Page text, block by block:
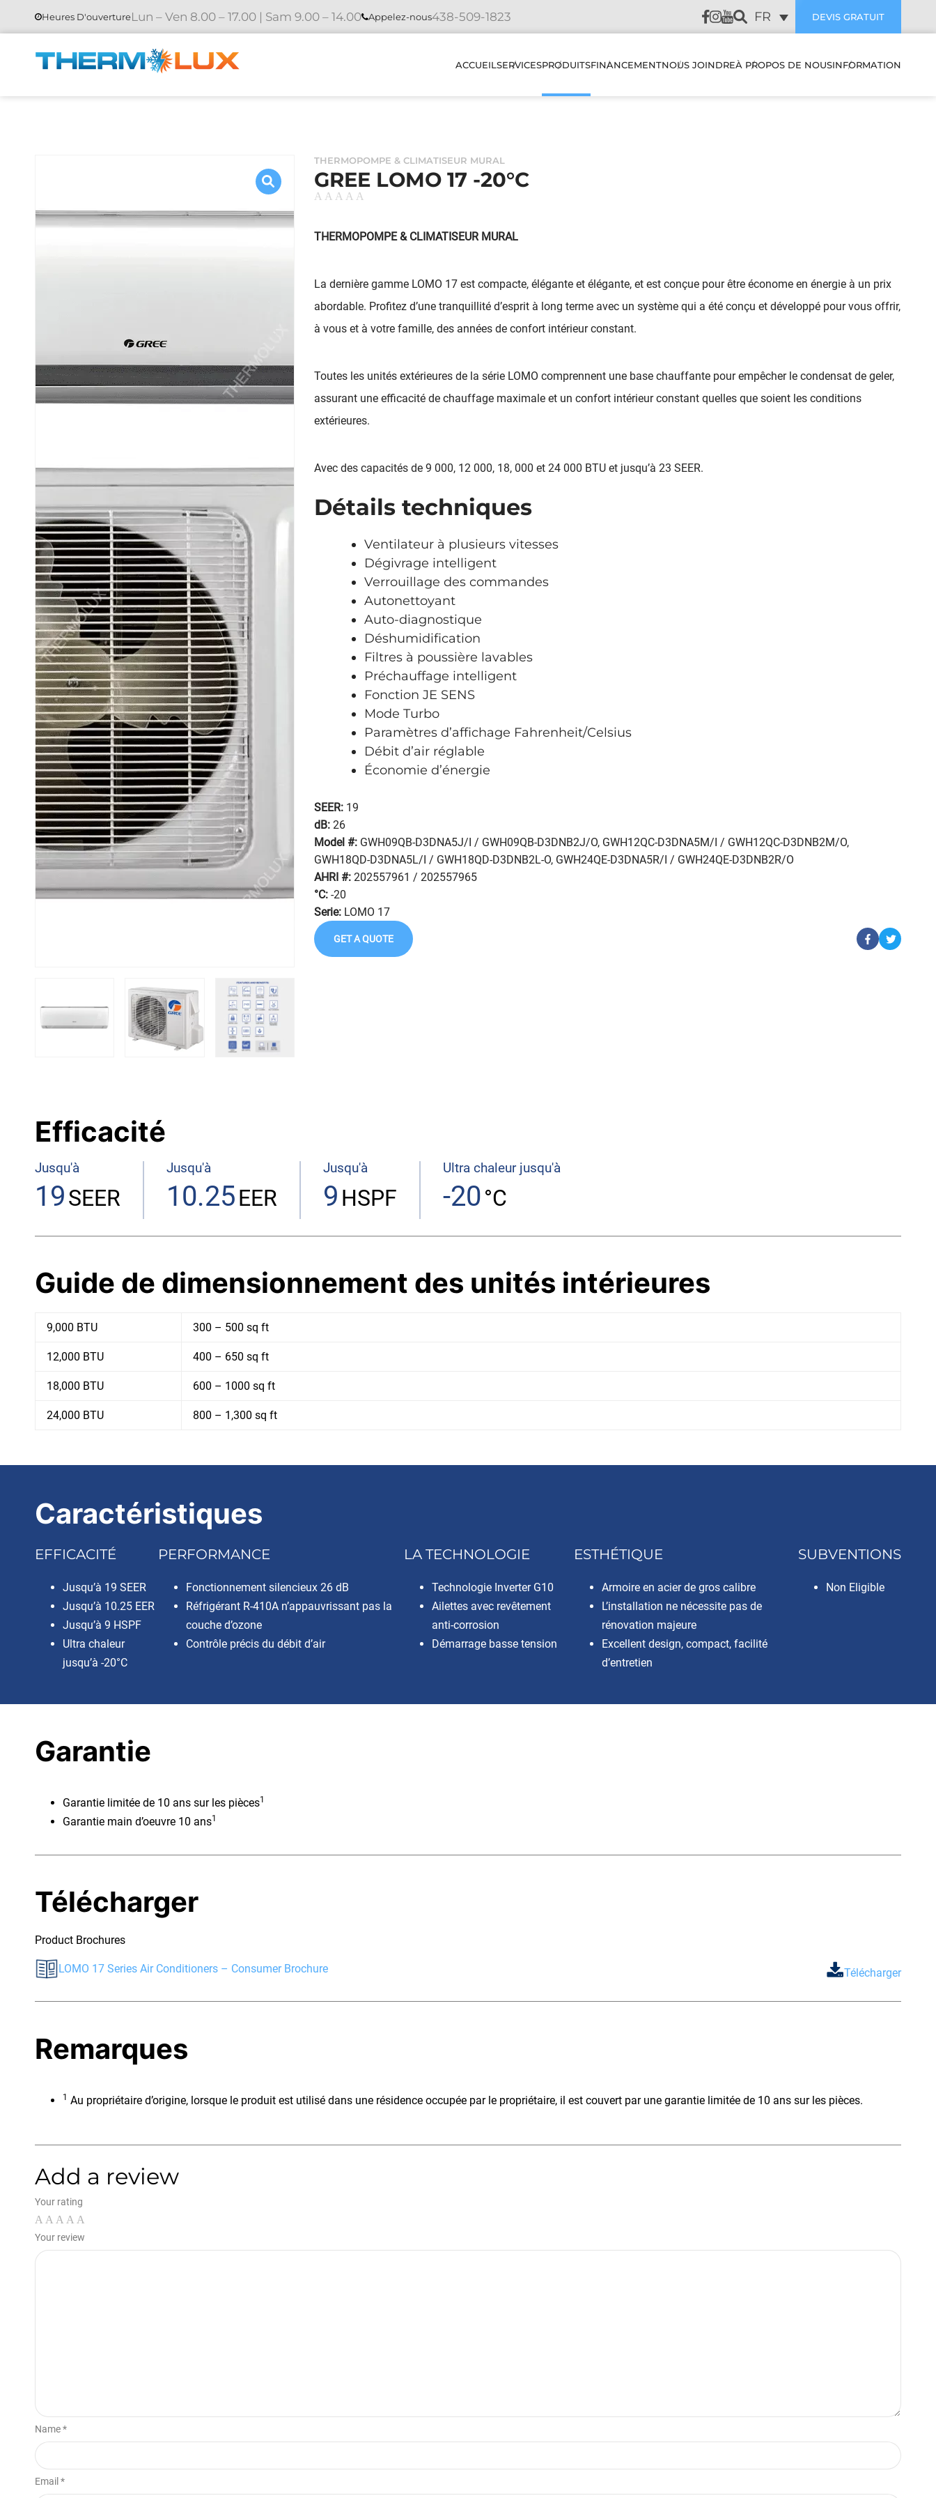
Heures D'ouvertureLun – Ven 8.00 – 17.00 | Sam 9.00 – 14.00 Appelez-nous438-509-1823 FR DEVIS GRATUIT
ACCUEILSERVICES
NOS REALISATION
PRODUITS
CENTRAL
THERMOPOMPE
PLUS DE PRODUITS
FILTRES
FINANCEMENTNOUS JOINDREÀ PROPOS DE NOUSINFORMATION
THERMOPOMPE & CLIMATISEUR MURAL
GREE LOMO 17 -20°C
THERMOPOMPE & CLIMATISEUR MURAL
La dernière gamme LOMO 17 est compacte, élégante et élégante, et est conçue pour être économe en énergie à un prix
abordable. Profitez d’une tranquillité d’esprit à long terme avec un système qui a été conçu et développé pour vous offrir,
à vous et à votre famille, des années de confort intérieur constant.
Toutes les unités extérieures de la série LOMO comprennent une base chauffante pour empêcher le condensat de geler,
assurant une efficacité de chauffage maximale et un confort intérieur constant quelles que soient les conditions
extérieures.
Avec des capacités de 9 000, 12 000, 18, 000 et 24 000 BTU et jusqu’à 23 SEER.
Détails techniques
Ventilateur à plusieurs vitesses
Dégivrage intelligent
Verrouillage des commandes
Autonettoyant
Auto-diagnostique
Déshumidification
Filtres à poussière lavables
Préchauffage intelligent
Fonction JE SENS
Mode Turbo
Paramètres d’affichage Fahrenheit/Celsius
Débit d’air réglable
Économie d’énergie
SEER: 19
dB: 26
Model #: GWH09QB-D3DNA5J/I / GWH09QB-D3DNB2J/O, GWH12QC-D3DNA5M/I / GWH12QC-D3DNB2M/O,
GWH18QD-D3DNA5L/I / GWH18QD-D3DNB2L-O, GWH24QE-D3DNA5R/I / GWH24QE-D3DNB2R/O
AHRI #: 202557961 / 202557965
°C: -20
Serie: LOMO 17
GET A QUOTE
Efficacité
Jusqu'à
19SEER
Jusqu'à
10.25EER
Jusqu'à
9 HSPF
Ultra chaleur jusqu'à
-20°C
Guide de dimensionnement des unités intérieures
9,000 BTU 300 – 500 sq ft
12,000 BTU 400 – 650 sq ft
18,000 BTU 600 – 1000 sq ft
24,000 BTU 800 – 1,300 sq ft
Caractéristiques
EFFICACITÉ
Jusqu’à 19 SEER
Jusqu’à 10.25 EER
Jusqu’à 9 HSPF
Ultra chaleur
jusqu’à -20°C
PERFORMANCE
Fonctionnement silencieux 26 dB
Réfrigérant R-410A n’appauvrissant pas la
couche d’ozone
Contrôle précis du débit d’air
LA TECHNOLOGIE
Technologie Inverter G10
Ailettes avec revêtement
anti-corrosion
Démarrage basse tension
ESTHÉTIQUE
Armoire en acier de gros calibre
L’installation ne nécessite pas de
rénovation majeure
Excellent design, compact, facilité
d’entretien
SUBVENTIONS
Non Eligible
Garantie
Garantie limitée de 10 ans sur les pièces1
Garantie main d’oeuvre 10 ans1
Télécharger
Product Brochures
LOMO 17 Series Air Conditioners – Consumer Brochure Télécharger
Remarques
1 Au propriétaire d’origine, lorsque le produit est utilisé dans une résidence occupée par le propriétaire, il est couvert par une garantie limitée de 10 ans sur les pièces.
Add a review
Your rating
Your review
Name *
Email *